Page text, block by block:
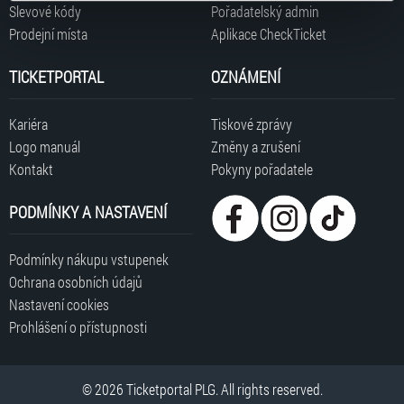
typy cookies používáme, naleznete níže. Možnosti
zpracování upravíte zaškrtnutím příslušné varianty. Svoji
„Cookies a jejich nastavení“.
Tisková zpráva
Pokyny pořadatele koncertu v O2 areně
Slevové kódy
Prodejní místa
Pořadatelský admin
Aplikace CheckTicket
TICKETPORTAL
Kariéra
Logo manuál
Kontakt
OZNÁMENÍ
Tiskové zprávy
Změny a zrušení
Pokyny pořadatele
PODMÍNKY A NASTAVENÍ
Podmínky nákupu vstupenek
Ochrana osobních údajů
Nastavení cookies
Prohlášení o přístupnosti
© 2026 Ticketportal PLG. All rights reserved.